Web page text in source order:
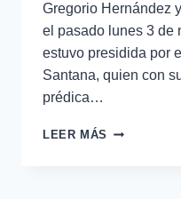
Gregorio Hernández
el pasado lunes 3 de
estuvo presidida por
Santana, quien con
prédica…
LEER MÁS